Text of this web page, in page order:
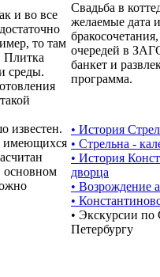
и во все
то там
Плитка
среды.
известен.
имеющихся
основном
Свадьба в
желаемые дата
очередей в
банкет и
программа.
• История
• Стрельна -
• История
дворца
• Возрождение
•
• Экскурсии по
Петербургу